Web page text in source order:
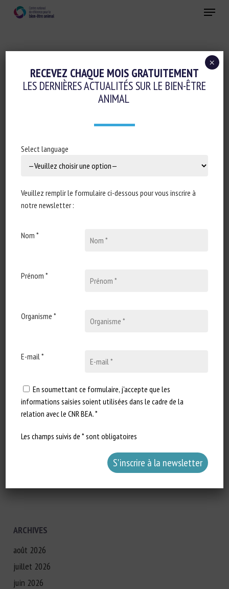
Menu
CATÉGORIES
Autres
Cognition-émotions
Conduite d'élevage et relations humain-animal
Ethique-sociologie-philosophie-droit
Gestion des populations et bien-être animal
Invertébrés
Non classifié
One Welfare
Prise en charge de la douleur
Réglementation
Transport, Abattage, Ramassage
ARCHIVES
août 2026
juillet 2026
juin 2026
RECEVEZ CHAQUE MOIS GRATUITEMENT
LES DERNIÈRES ACTUALITÉS SUR LE BIEN-ÊTRE
ANIMAL
Select language
Veuillez remplir le formulaire ci-dessous pour vous inscrire à
notre newsletter :
Nom *
Prénom *
Organisme *
E-mail *
En soumettant ce formulaire, j'accepte que les
informations saisies soient utilisées dans le cadre de la
relation avec le CNR BEA. *
Les champs suivis de * sont obligatoires
×